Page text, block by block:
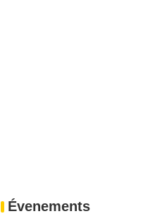
Évenements